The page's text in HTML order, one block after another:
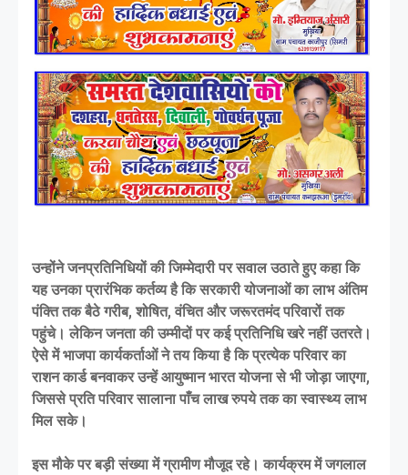
उन्होंने जनप्रतिनिधियों की जिम्मेदारी पर सवाल उठाते हुए कहा कि
यह उनका प्रारंभिक कर्तव्य है कि सरकारी योजनाओं का लाभ अंतिम
पंक्ति तक बैठे गरीब, शोषित, वंचित और जरूरतमंद परिवारों तक
पहुंचे। लेकिन जनता की उम्मीदों पर कई प्रतिनिधि खरे नहीं उतरते।
ऐसे में भाजपा कार्यकर्ताओं ने तय किया है कि प्रत्येक परिवार का
राशन कार्ड बनवाकर उन्हें आयुष्मान भारत योजना से भी जोड़ा जाएगा,
जिससे प्रति परिवार सालाना पाँच लाख रुपये तक का स्वास्थ्य लाभ
मिल सके।
इस मौके पर बड़ी संख्या में ग्रामीण मौजूद रहे। कार्यक्रम में जगलाल